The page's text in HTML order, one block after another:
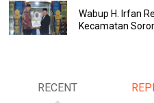
Wabup H. Irfan
Kecamatan
RECENT